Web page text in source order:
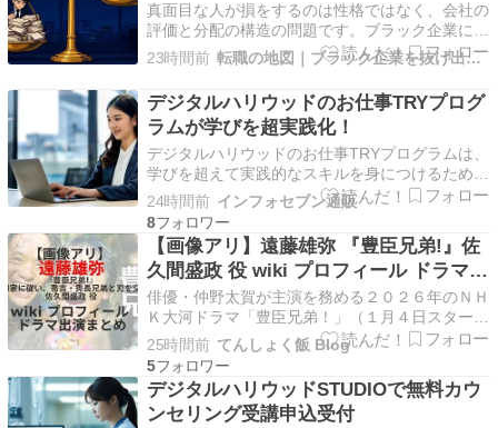
真面目な人が損をするのは性格ではなく、会社の
評価と分配の構造の問題です。ブラック企業に
10年勤めた経験者が、改善するほど仕事が増え
る仕組み5つと損をしない立ち回り、環境の選び
直し方まで実体験で解説します。 Source
23時間前 転職の地図｜ブラック企業を抜け出し自分で選ぶキャリアへ
デジタルハリウッドのお仕事TRYプログ
ラムが学びを超実践化！
デジタルハリウッドのお仕事TRYプログラムは、
学びを超えて実践的なスキルを身につけるための
新たな機会を提供します。 デジタルコンテンツ
制作やITスキルを学ぶことができるこのプログラ
ムは、学生や若手クリエイターにとって、実際の
現場での体験を通じて自分の能力を伸ばす貴重な
ステップとな…
24時間前 インフォセブン通販
8
【画像アリ】遠藤雄弥 『豊臣兄弟!』佐
久間盛政 役 wiki プロフィール ドラマ出
演まとめ
俳優・仲野太賀が主演を務める２０２６年のＮＨ
Ｋ大河ドラマ「豊臣兄弟！」（１月４日スター
ト）。 織田家の家臣であり、「鬼柴田」と恐れ
られる重臣・柴田勝家の甥（おい）にあたり凄ま
じい武勇から「鬼玄蕃（おにげんば）」と称され
る、非常に熱く手強い武将。織田信長亡き後の覇
権をめぐる「賤ヶ…
25時間前 てんしょく飯 Blog
5
デジタルハリウッドSTUDIOで無料カウ
ンセリング受講申込受付